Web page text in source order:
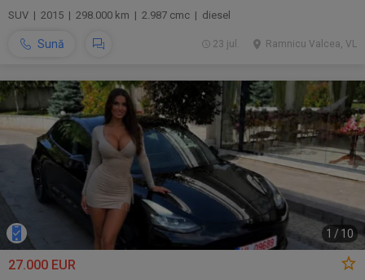
SUV | 2015 | 298.000 km | 2.987 cmc | diesel
Sună Ramnicu Valcea, VL
23 jul.
1 / 10
27.000 EUR